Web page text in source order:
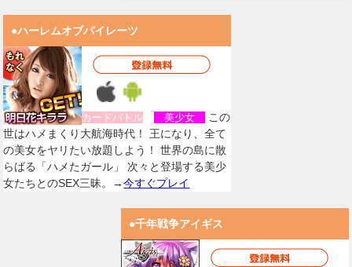
●ハーレムオブパイレーツ
カードバトル 美少女
この
世はハメまくり大航海時代！ 王になり、全て
の美女をヤリたい放題しよう！ 世界の島に散
らばる「ハメたガール」 次々と登場する美少
女たちとのSEX三昧。→今すぐプレイ
●千年戦争アイギス